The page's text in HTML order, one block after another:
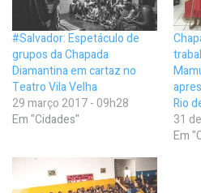
#Salvador: Espetáculo de
grupos da Chapada
Diamantina em cartaz no
Teatro Vila Velha
29 março 2017 - 09h28
Em "Cidades"
Rio
31
Em